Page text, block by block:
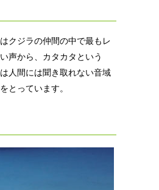
クジラの仲間の中で最もレ
声から、カタカタという
人間には聞き取れない音域
とっています。